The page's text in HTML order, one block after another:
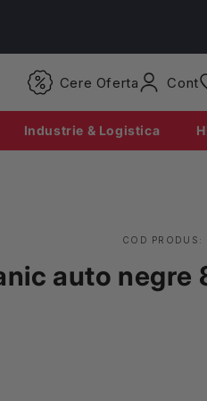
Cere Oferta Cont
va
Industrie & Logistica
COD PRODUS:
auto negre